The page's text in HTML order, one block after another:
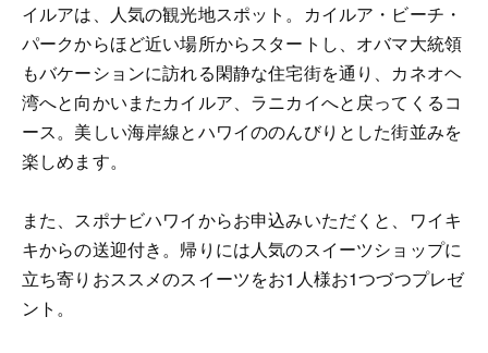
イルアは、人気の観光地スポット。カイルア・ビーチ・
パークからほど近い場所からスタートし、オバマ大統領
もバケーションに訪れる閑静な住宅街を通り、カネオヘ
湾へと向かいまたカイルア、ラニカイへと戻ってくるコ
ース。美しい海岸線とハワイののんびりとした街並みを
楽しめます。
また、スポナビハワイからお申込みいただくと、ワイキ
キからの送迎付き。帰りには人気のスイーツショップに
立ち寄りおススメのスイーツをお1人様お1つづつプレゼ
ント。